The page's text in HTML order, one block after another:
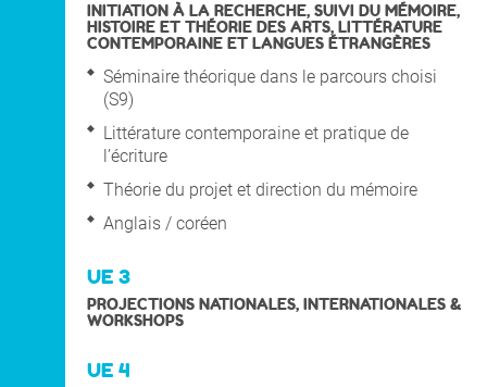
INITIATION À LA RECHERCHE, SUIVI DU MÉMOIRE,
HISTOIRE ET THÉORIE DES ARTS, LITTÉRATURE
CONTEMPORAINE ET LANGUES ÉTRANGÈRES
Séminaire théorique dans le parcours choisi
(S9)
Littérature contemporaine et pratique de
l’écriture
Théorie du projet et direction du mémoire
Anglais / coréen
UE 3
PROJECTIONS NATIONALES, INTERNATIONALES &
WORKSHOPS
UE 4